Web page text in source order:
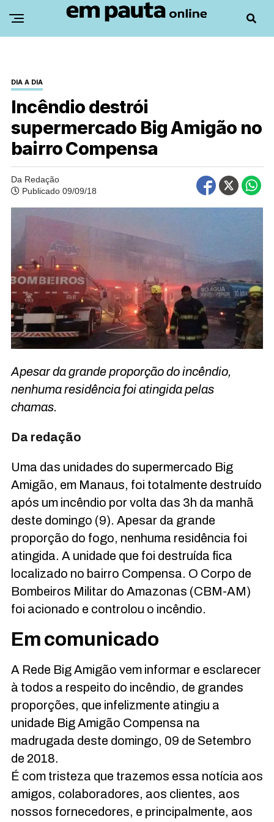
DIA A DIA
Incêndio destrói
supermercado Big Amigão no
bairro Compensa
Da Redação
Publicado 09/09/18
Apesar da grande proporção do incêndio,
nenhuma residência foi atingida pelas
chamas.
Da redação
Uma das unidades do supermercado Big
Amigão, em Manaus, foi totalmente destruído
após um incêndio por volta das 3h da manhã
deste domingo (9). Apesar da grande
proporção do fogo, nenhuma residência foi
atingida. A unidade que foi destruída fica
localizado no bairro Compensa. O Corpo de
Bombeiros Militar do Amazonas (CBM-AM)
foi acionado e controlou o incêndio.
Em comunicado
A Rede Big Amigão vem informar e esclarecer
à todos a respeito do incêndio, de grandes
proporções, que infelizmente atingiu a
unidade Big Amigão Compensa na
madrugada deste domingo, 09 de Setembro
de 2018.
É com tristeza que trazemos essa notícia aos
amigos, colaboradores, aos clientes, aos
nossos fornecedores, e principalmente, aos